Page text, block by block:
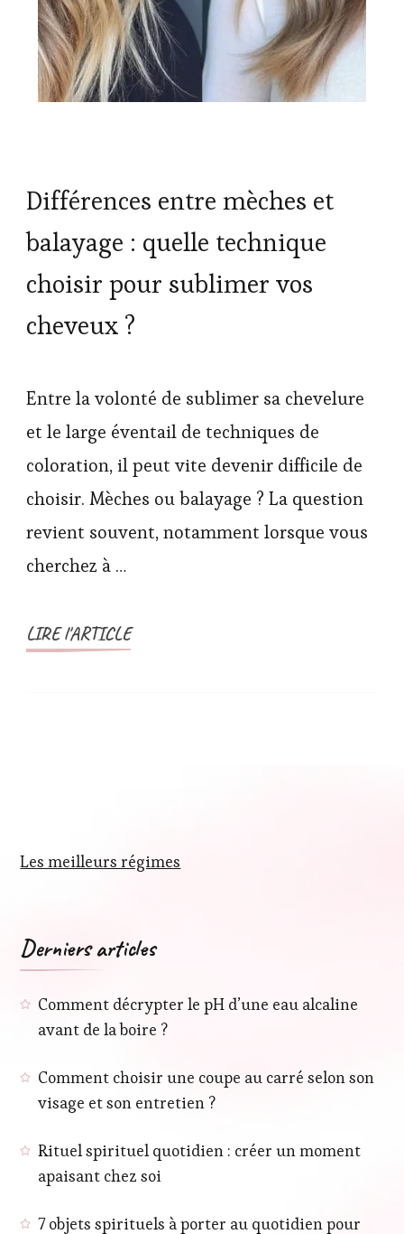
Différences entre mèches et
balayage : quelle technique
choisir pour sublimer vos
cheveux ?
Entre la volonté de sublimer sa chevelure
et le large éventail de techniques de
coloration, il peut vite devenir difficile de
choisir. Mèches ou balayage ? La question
revient souvent, notamment lorsque vous
cherchez à …
LIRE l'ARTICLE
Les meilleurs régimes
Derniers articles
Comment décrypter le pH d’une eau alcaline
avant de la boire ?
Comment choisir une coupe au carré selon son
visage et son entretien ?
Rituel spirituel quotidien : créer un moment
apaisant chez soi
7 objets spirituels à porter au quotidien pour